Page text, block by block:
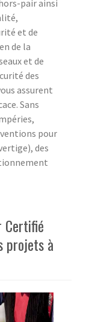
pair ainsi
et de
de la
et de
des
assurent
Sans
pour
des
Certifié
projets à